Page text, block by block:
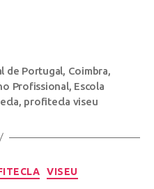
de Portugal, Coimbra,
Profissional, Escola
, profitecla viseu
VISEU